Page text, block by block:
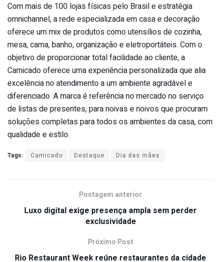
Com mais de 100 lojas físicas pelo Brasil e estratégia
omnichannel, a rede especializada em casa e decoração
oferece um mix de produtos como utensílios de cozinha,
mesa, cama, banho, organização e eletroportáteis. Com o
objetivo de proporcionar total facilidade ao cliente, a
Camicado oferece uma experiência personalizada que alia
excelência no atendimento a um ambiente agradável e
diferenciado. A marca é referência no mercado no serviço
de listas de presentes, para noivas e noivos que procuram
soluções completas para todos os ambientes da casa, com
qualidade e estilo.
Tags: Camicado Destaque Dia das mães
Postagem anterior
Luxo digital exige presença ampla sem perder
exclusividade
Próximo Post
Rio Restaurant Week reúne restaurantes da cidade